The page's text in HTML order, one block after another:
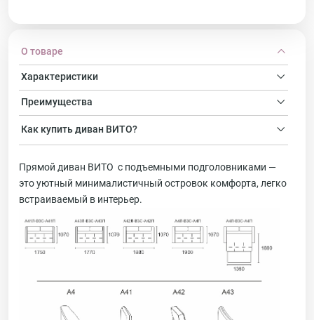
О товаре
Характеристики
Преимущества
Как купитьдиван ВИТО?
Прямой диван ВИТО с подъемными подголовниками —
это уютный минималистичный островок комфорта, легко
встраиваемый в интерьер.